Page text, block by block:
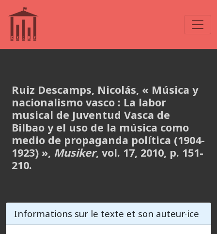
Ruiz Descamps, Nicolás, « Música y
nacionalismo vasco : La labor
musical de Juventud Vasca de
Bilbao y el uso de la música como
medio de propaganda política (1904-
1923) », Musiker, vol. 17, 2010, p. 151-
210.
Informations sur le texte et son auteur·ice